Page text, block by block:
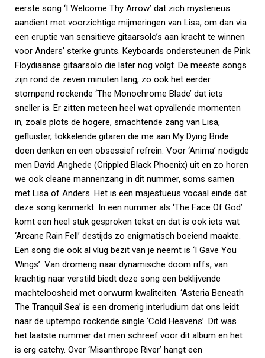
eerste song ‘I Welcome Thy Arrow’ dat zich mysterieus
aandient met voorzichtige mijmeringen van Lisa, om dan via
een eruptie van sensitieve gitaarsolo’s aan kracht te winnen
voor Anders’ sterke grunts. Keyboards ondersteunen de Pink
Floydiaanse gitaarsolo die later nog volgt. De meeste songs
zijn rond de zeven minuten lang, zo ook het eerder
stompend rockende ‘The Monochrome Blade’ dat iets
sneller is. Er zitten meteen heel wat opvallende momenten
in, zoals plots de hogere, smachtende zang van Lisa,
gefluister, tokkelende gitaren die me aan My Dying Bride
doen denken en een obsessief refrein. Voor ‘Anima’ nodigde
men David Anghede (Crippled Black Phoenix) uit en zo horen
we ook cleane mannenzang in dit nummer, soms samen
met Lisa of Anders. Het is een majestueus vocaal einde dat
deze song kenmerkt. In een nummer als ‘The Face Of God’
komt een heel stuk gesproken tekst en dat is ook iets wat
‘Arcane Rain Fell’ destijds zo enigmatisch boeiend maakte.
Een song die ook al vlug bezit van je neemt is ‘I Gave You
Wings’. Van dromerig naar dynamische doom riffs, van
krachtig naar verstild biedt deze song een beklijvende
machteloosheid met oorwurm kwaliteiten. ‘Asteria Beneath
The Tranquil Sea’ is een dromerig interludium dat ons leidt
naar de uptempo rockende single ‘Cold Heavens’. Dit was
het laatste nummer dat men schreef voor dit album en het
is erg catchy. Over ‘Misanthrope River’ hangt een